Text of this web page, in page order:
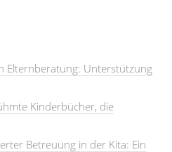
Elternberatung: Unterstützung
Kinderbücher, die
Betreuung in der Kita: Ein